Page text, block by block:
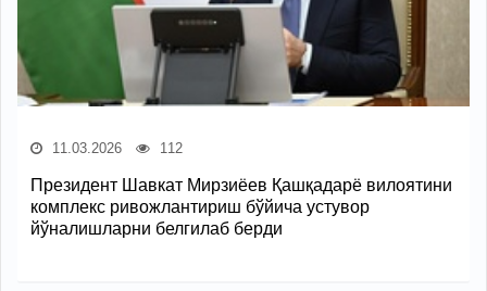
11.03.2026 112
Президент Шавкат Мирзиёев Қашқадарё вилоятини
комплекс ривожлантириш бўйича устувор
йўналишларни белгилаб берди